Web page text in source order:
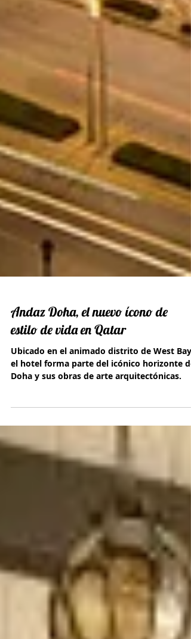
Andaz Doha, el nuevo ícono de
estilo de vida en Qatar
Ubicado en el animado distrito de West Bay,
Doha y sus obras de arte arquitectónicas.